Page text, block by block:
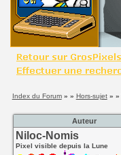
Index du Forum» » Hors-sujet» »
Auteur
Niloc-Nomis
Pixel visible depuis la Lune